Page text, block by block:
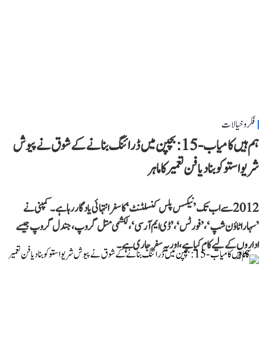
فکر و خیالات
ہم ہیں کامیاب-15: بچپن میں ڈرائنگ بنانے کے شوق نے پیوش
شریواستو کو بنا دیا فن تعمیر کا ماہر
2012 سے اب تک ’نیکسس پلس کنسلٹنٹ‘ کا سفر انتہائی یادگار رہا ہے۔ کمپنی نے
’سہارا ٹاؤن شپ‘، ’فورٹس‘، ’ڈی ایم آر سی‘، لکشمی متل گروپ، جندل گروپ جیسے
اداروں کے لیے کام کیا ہے، اور یہ سفر جاری ہے۔